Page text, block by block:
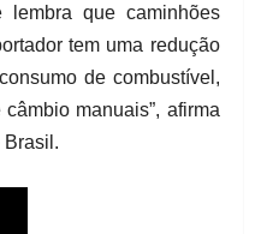
que caminhões
tem uma redução
de combustível,
manuais”, afirma
Brasil.